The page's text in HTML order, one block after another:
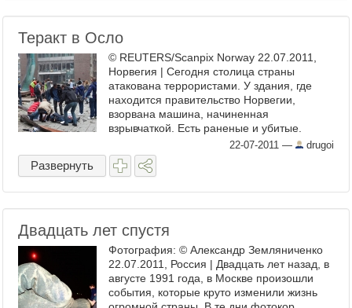
Теракт в Осло
© REUTERS/Scanpix Norway 22.07.2011,
Норвегия | Сегодня столица страны
атакована террористами. У здания, где
находится правительство Норвегии,
взорвана машина, начиненная
взрывчаткой. Есть раненые и убитые.
Фотографии из центра Осло здесь: ...
22-07-2011 — drugoi
Развернуть
Двадцать лет спустя
Фотография: © Александр Земляниченко
22.07.2011, Россия | Двадцать лет назад, в
августе 1991 года, в Москве произошли
события, которые круто изменили жизнь